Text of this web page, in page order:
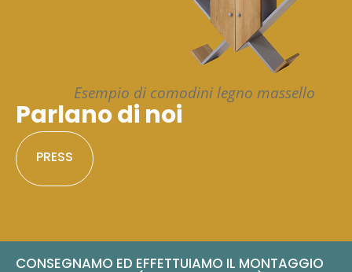
Esempio di comodini legno massello
Parlano di noi
PRESS
CONSEGNAMO ED EFFETTUIAMO IL MONTAGGIO